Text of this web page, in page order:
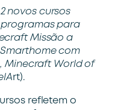
2 novos cursos
programas para
Missão a
com
Minecraft World of
rt).
refletem o